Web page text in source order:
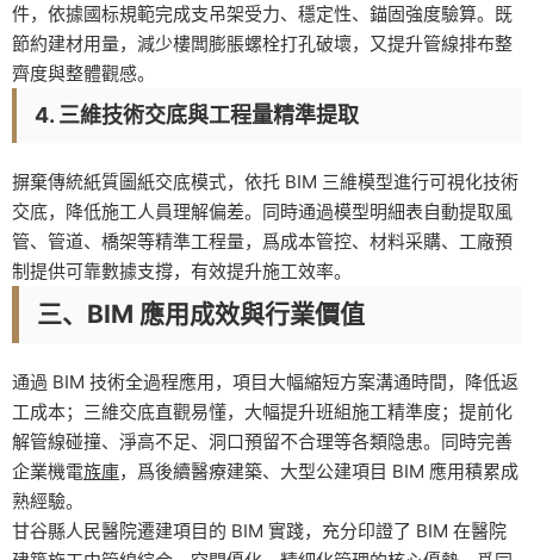
件，依據國标規範完成支吊架受力、穩定性、錨固強度驗算。既
節約建材用量，減少樓闆膨脹螺栓打孔破壞，又提升管線排布整
齊度與整體觀感。
4. 三維技術交底與工程量精準提取
摒棄傳統紙質圖紙交底模式，依托 BIM 三維模型進行可視化技術
交底，降低施工人員理解偏差。同時通過模型明細表自動提取風
管、管道、橋架等精準工程量，爲成本管控、材料采購、工廠預
制提供可靠數據支撐，有效提升施工效率。
三、BIM 應用成效與行業價值
通過 BIM 技術全過程應用，項目大幅縮短方案溝通時間，降低返
工成本；三維交底直觀易懂，大幅提升班組施工精準度；提前化
解管線碰撞、淨高不足、洞口預留不合理等各類隐患。同時完善
企業機電族庫，爲後續醫療建築、大型公建項目 BIM 應用積累成
熟經驗。
甘谷縣人民醫院遷建項目的 BIM 實踐，充分印證了 BIM 在醫院